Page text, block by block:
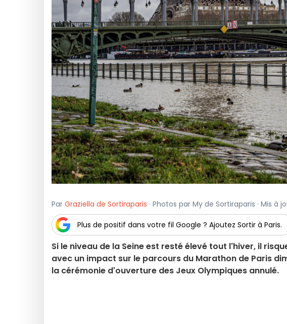
Par Graziella de Sortiraparis · Photos par My de Sortiraparis · Mis à
Plus de positif dans votre fil Google ? Ajoutez Sortir à Paris.
Si le niveau de la Seine est resté élevé tout l'hiver, il
avec un impact sur le parcours du Marathon de Paris
la cérémonie d'ouverture des Jeux Olympiques annulé.